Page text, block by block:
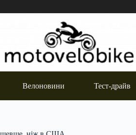
Велоновини Тест-драйв